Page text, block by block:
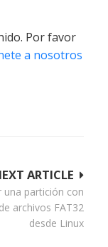
Por favor
a nosotros
ARTICLE
una partición con
archivos FAT32
desde Linux